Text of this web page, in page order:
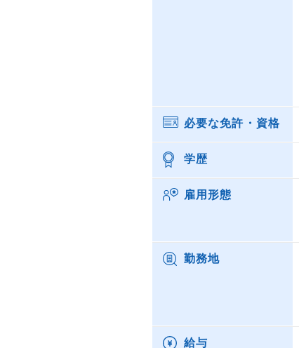
必要な免許・資格
学歴
雇用形態
勤務地
給与